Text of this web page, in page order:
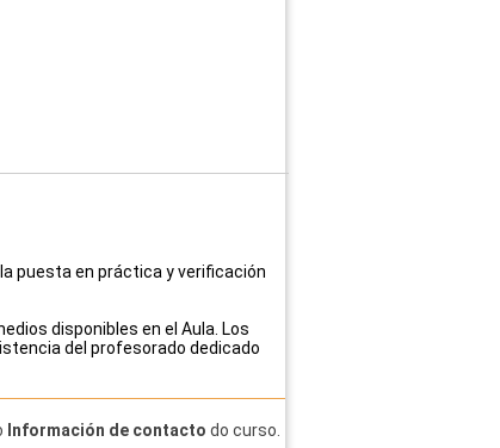
puesta en práctica y verificación
disponibles en el Aula. Los
del profesorado dedicado
Información de contacto do curso.